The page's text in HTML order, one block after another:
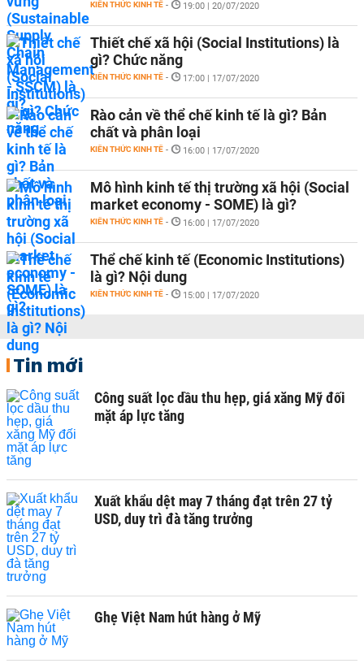
KIẾN THỨC KINH TẾ - 19:00 | 20/07/2020
Thiết chế xã hội (Social Institutions) là
gì? Chức năng
KIẾN THỨC KINH TẾ - 17:00 | 17/07/2020
Rào cản về thể chế kinh tế là gì? Bản
chất và phân loại
KIẾN THỨC KINH TẾ - 16:00 | 17/07/2020
Mô hình kinh tế thị trường xã hội (Social
market economy - SOME) là gì?
KIẾN THỨC KINH TẾ - 16:00 | 17/07/2020
Thể chế kinh tế (Economic Institutions)
là gì? Nội dung
KIẾN THỨC KINH TẾ - 15:00 | 17/07/2020
Tin mới
Công suất lọc dầu thu hẹp, giá xăng Mỹ đối
mặt áp lực tăng
Xuất khẩu dệt may 7 tháng đạt trên 27 tỷ
USD, duy trì đà tăng trưởng
Ghẹ Việt Nam hút hàng ở Mỹ